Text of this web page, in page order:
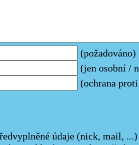
(požadováno)
(jen osobní /
(ochrana
údaje (nick, mail,